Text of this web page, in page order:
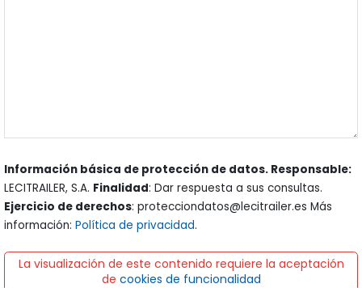
Información básica de protección de datos. Responsable:
LECITRAILER, S.A. Finalidad: Dar respuesta a sus consultas.
Ejercicio de derechos: protecciondatos@lecitrailer.es Más
información: Política de privacidad.
La visualización de este contenido requiere la aceptación
de cookies de funcionalidad